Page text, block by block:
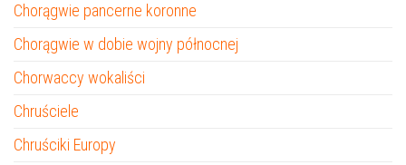
Chorągwie pancerne koronne
Chorągwie w dobie wojny północnej
Chorwaccy wokaliści
Chruściele
Chruściki Europy